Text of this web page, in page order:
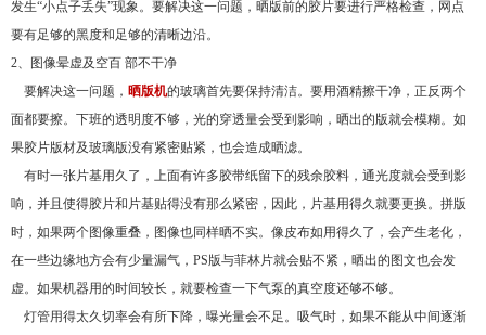
发生“小点子丢失”现象。要解决这一问题，晒版前的胶片要进行严格检查，网点
要有足够的黑度和足够的清晰边沿。
2、图像晕虚及空百 部不干净
要解决这一问题， 晒版机的玻璃首先要保持清洁。要用酒精擦干净，正反两个
面都要擦。下班的透明度不够，光的穿透量会受到影响，晒出的版就会模糊。如
果胶片版材及玻璃版没有紧密贴紧，也会造成晒滤。
有时一张片基用久了，上面有许多胶带纸留下的残余胶料，通光度就会受到影
响，并且使得胶片和片基贴得没有那么紧密，因此，片基用得久就要更换。拼版
时，如果两个图像重叠，图像也同样晒不实。像皮布如用得久了，会产生老化，
在一些边缘地方会有少量漏气，PS版与菲林片就会贴不紧，晒出的图文也会发
虚。如果机器用的时间较长，就要检查一下气泵的真空度还够不够。
灯管用得太久切率会有所下降，曝光量会不足。吸气时，如果不能从中间逐渐